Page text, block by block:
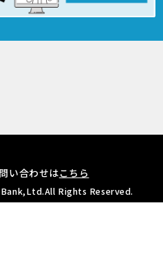
い合わせはこちら
Rights Reserved.